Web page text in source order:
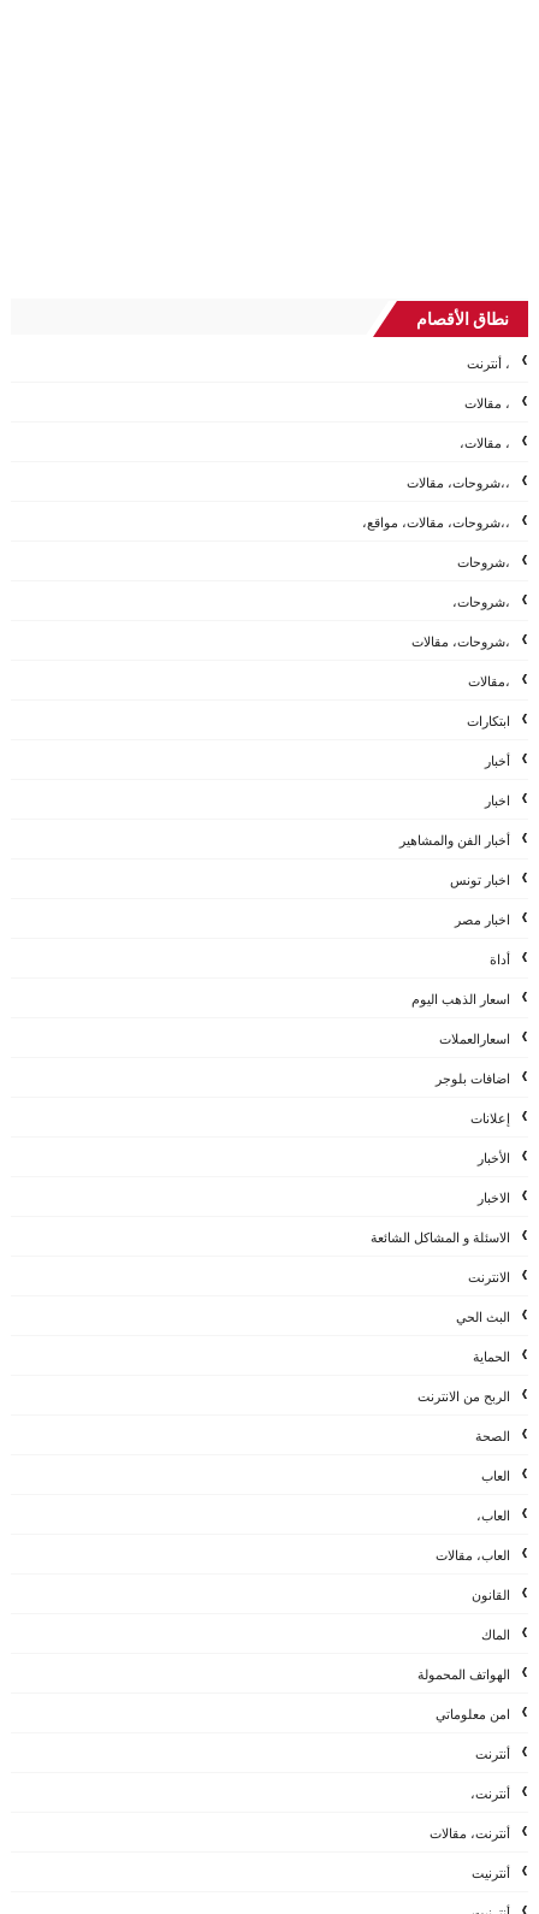
نطاق الأقصام
، أنترنت
، مقالات
، مقالات،
،،شروحات، مقالات
،،شروحات، مقالات، مواقع،
،شروحات
،شروحات،
،شروحات، مقالات
،مقالات
ابتكارات
أخبار
اخبار
أخبار الفن والمشاهير
اخبار تونس
اخبار مصر
أداة
اسعار الذهب اليوم
اسعارالعملات
اضافات بلوجر
إعلانات
الأخبار
الاخبار
الاسئلة و المشاكل الشائعة
الانترنت
البث الحي
الحماية
الربح من الانترنت
الصحة
العاب
العاب،
العاب، مقالات
القانون
الماك
الهواتف المحمولة
امن معلوماتي
أنترنت
أنترنت،
أنترنت، مقالات
أنترنيت